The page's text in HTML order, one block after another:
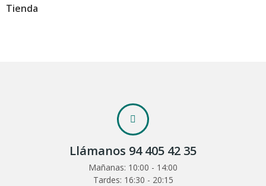
Tienda
Llámanos 94 405 42 35
Mañanas: 10:00 - 14:00
Tardes: 16:30 - 20:15